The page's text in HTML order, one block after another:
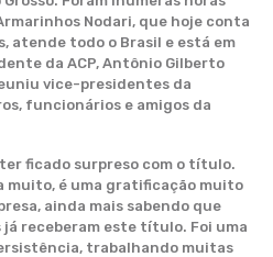
Nodari, que hoje conta
atende todo o Brasil e está em
da ACP, Antônio Gilberto
vice-presidentes da
funcionários e amigos da
ficado surpreso com o título.
muito, é uma gratificação muito
ainda mais sabendo que
receberam este título. Foi uma
trabalhando muitas